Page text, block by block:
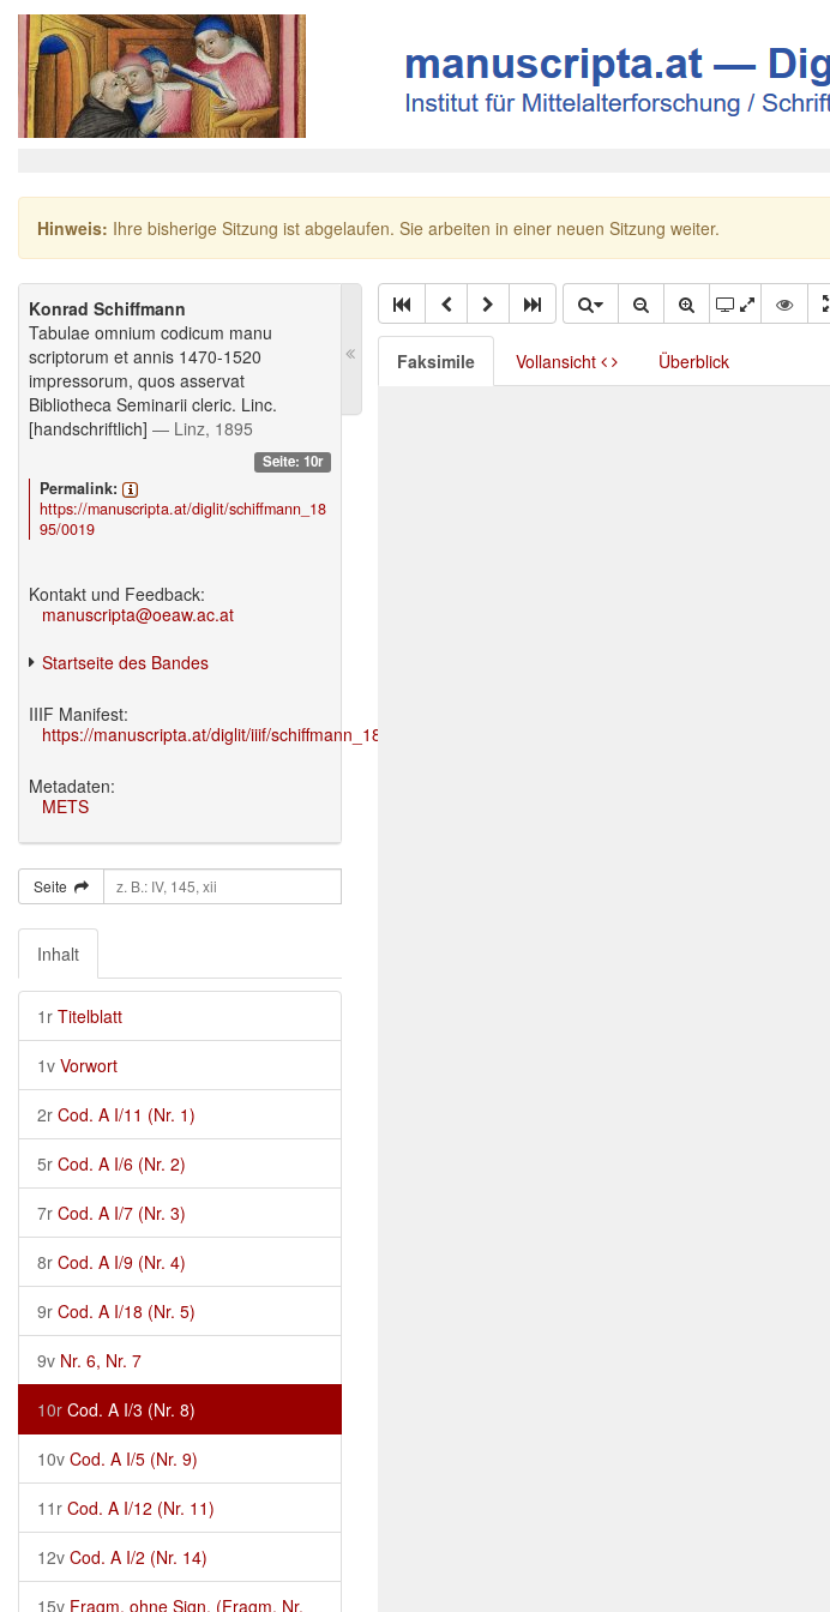
Hinweis: Ihre bisherige Sitzung ist abgelaufen. Sie arbeiten in einer neuen Sitzung weiter.
Konrad Schiffmann
Tabulae omnium codicum manu
scriptorum et annis 1470-1520
impressorum, quos asservat
Bibliotheca Seminarii cleric. Linc.
[handschriftlich] — Linz, 1895
Seite: 10r
Permalink:
https://manuscripta.at/diglit/schiffmann_18
95/0019
Kontakt und Feedback:
manuscripta@oeaw.ac.at
Startseite des Bandes
IIIF Manifest:
https://manuscripta.at/diglit/iiif/schiffmann_1895/manifest.json
Metadaten:
METS
Seite
Inhalt
1r Titelblatt
1v Vorwort
2r Cod. A I/11 (Nr. 1)
5r Cod. A I/6 (Nr. 2)
7r Cod. A I/7 (Nr. 3)
8r Cod. A I/9 (Nr. 4)
9r Cod. A I/18 (Nr. 5)
9v Nr. 6, Nr. 7
10r Cod. A I/3 (Nr. 8)
10v Cod. A I/5 (Nr. 9)
11r Cod. A I/12 (Nr. 11)
12v Cod. A I/2 (Nr. 14)
15v Fragm. ohne Sign. (Fragm. Nr.
Faksimile Vollansicht Überblick